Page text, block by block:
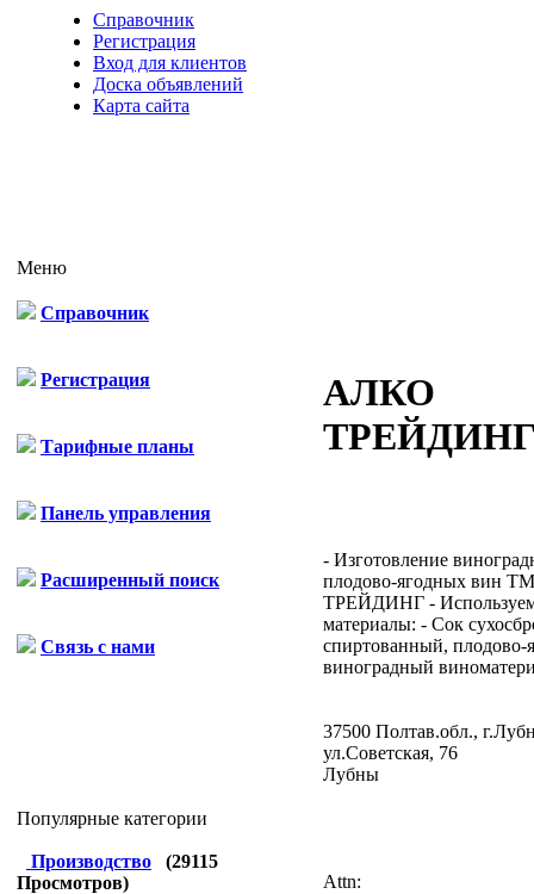
Справочник
Регистрация
Вход для клиентов
Доска объявлений
Карта сайта
Меню
Справочник
Регистрация
Тарифные планы
Панель управления
Расширенный поиск
Связь с нами
Популярные категории
Производство (29115
Просмотров)
АЛКО
- Изготовление
плодово-ягодных вин
ТРЕЙДИНГ -
материалы: - Сок
спиртованный, плодово-
виноградный
37500 Полтав.обл.,
ул.Советская, 76
Лубны
Attn: